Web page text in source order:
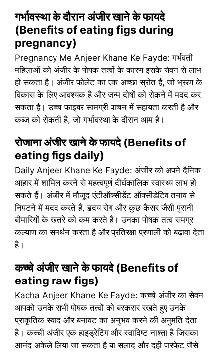
गर्भावस्था के दौरान अंजीर खाने के फायदे
(Benefits of eating figs during
pregnancy)
Pregnancy Me Anjeer Khane Ke Fayde: गर्भवती
महिलाओं को अंजीर के पोषक तत्वों के कारण इसके सेवन से लाभ
हो सकता है। अंजीर फोलेट का एक अच्छा स्रोत है, जो भ्रूण के
विकास के लिए आवश्यक है और जन्म दोषों को रोकने में मदद कर
सकता है। उच्च फाइबर सामग्री पाचन में सहायता करती है और
कब्ज को रोकती है, जो गर्भावस्था के दौरान आम है।
रोजाना अंजीर खाने के फायदे (Benefits of
eating figs daily)
Daily Anjeer Khane Ke Fayde: अंजीर को अपने दैनिक
आहार में शामिल करने से महत्वपूर्ण दीर्घकालिक स्वास्थ्य लाभ हो
सकते हैं। अंजीर में मौजूद एंटीऑक्सीडेंट ऑक्सीडेटिव तनाव से
निपटने में मदद करते हैं, हृदय रोग और कुछ कैंसर जैसी पुरानी
बीमारियों के खतरे को कम करते हैं। उनका पोषक तत्व समग्र
कल्याण का समर्थन करता है और प्रतिरक्षा प्रणाली को बढ़ावा देता
है।
कच्चे अंजीर खाने के फायदे (Benefits of
eating raw figs)
Kacha Anjeer Khane Ke Fayde: कच्चे अंजीर का सेवन
आपको उनके सभी पोषक तत्वों को बरकरार रखते हुए उनके
प्राकृतिक स्वाद और बनावट का अनुभव करने की अनुमति देता
है। कच्ची अंजीर एक हाइड्रेटिंग और स्वादिष्ट नाश्ता है जिसका
आनंद अकेले लिया जा सकता है या सलाद और दही पारफेट जैसे